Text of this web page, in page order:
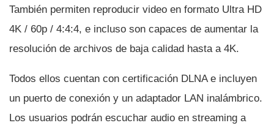
También permiten reproducir video en formato Ultra HD
4K / 60p / 4:4:4, e incluso son capaces de aumentar la
resolución de archivos de baja calidad hasta a 4K.
Todos ellos cuentan con certificación DLNA e incluyen
un puerto de conexión y un adaptador LAN inalámbrico.
Los usuarios podrán escuchar audio en streaming a